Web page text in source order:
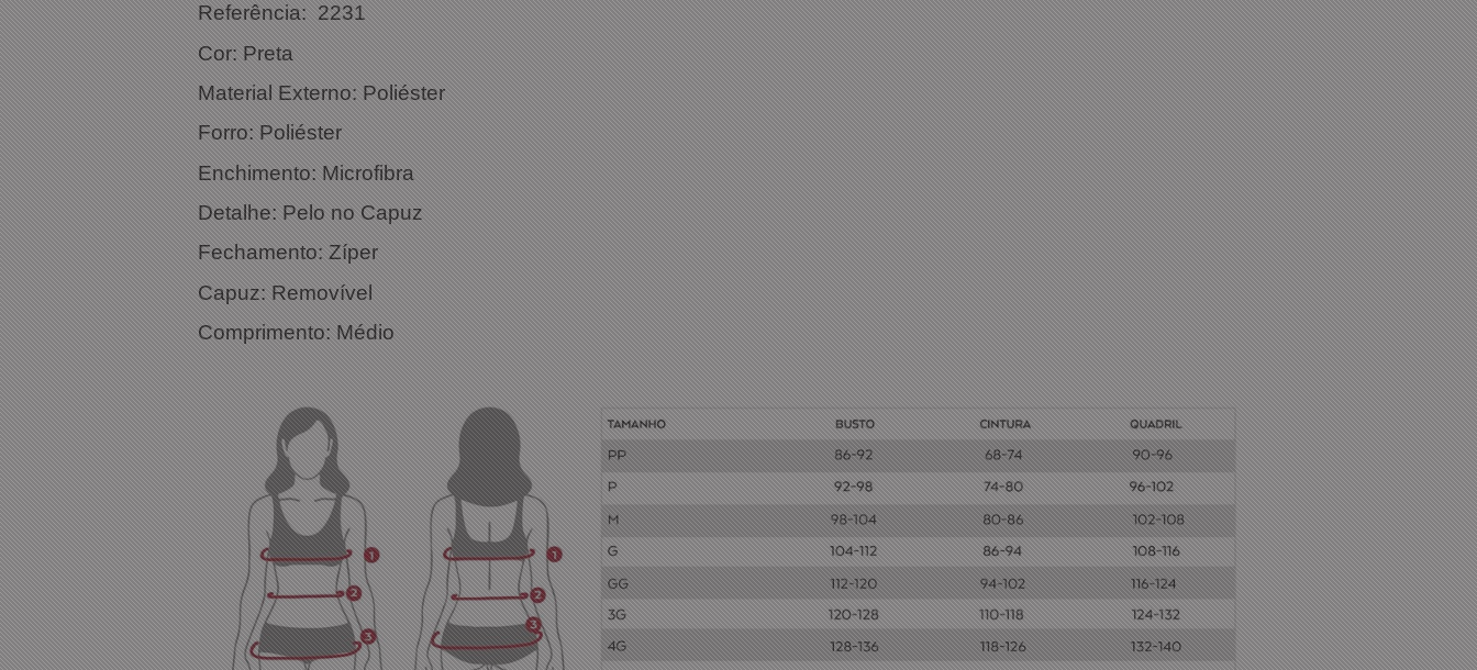
Referência: 2231
Cor: Preta
Material Externo: Poliéster
Forro: Poliéster
Enchimento: Microfibra
Detalhe: Pelo no Capuz
Fechamento: Zíper
Capuz: Removível
Comprimento: Médio